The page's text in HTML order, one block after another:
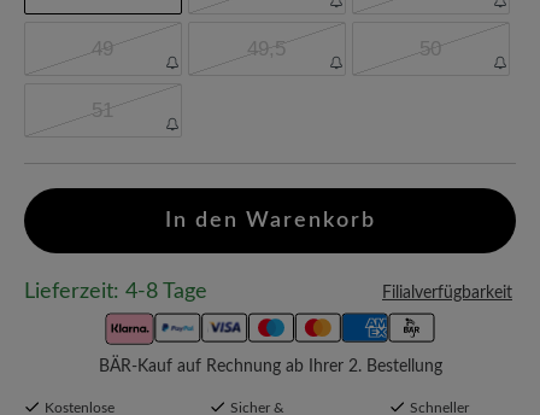
49 49,5 50
51
In den Warenkorb
Lieferzeit: 4-8 Tage Filialverfügbarkeit
BÄR-Kauf auf Rechnung ab Ihrer 2. Bestellung
Kostenlose
Sicher &
Schneller